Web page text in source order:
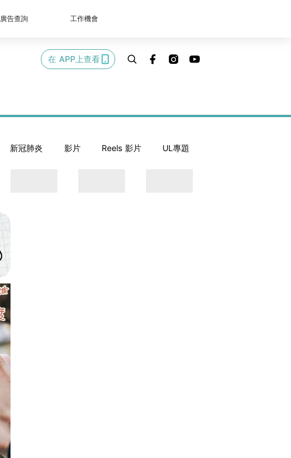
廣告查詢 工作機會
在 APP上查看
新冠肺炎 影片 Reels 影片 UL專題